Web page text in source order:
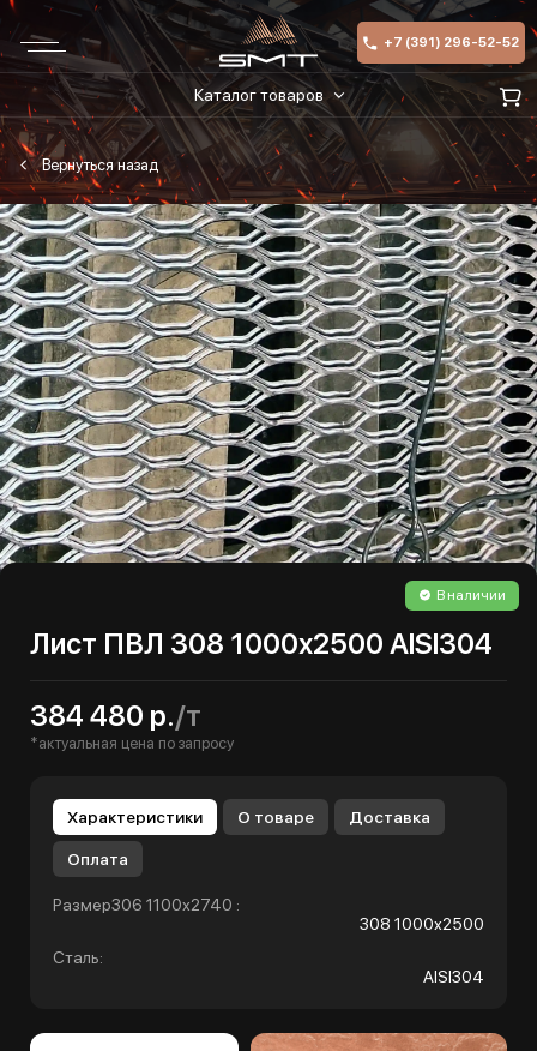
+7 (391) 296-52-52
Каталог товаров
В наличии
Лист ПВЛ 308 1000х2500 AISI304
384 480 р./т
*актуальная цена по запросу
Характеристики О товаре Доставка
Оплата
Размер306 1100х2740 :
308 1000х2500
Сталь:
AISI304